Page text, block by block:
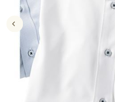
寝具・ベッド
カーテン・ラグ・ファブリック
美容・健康・サプリメント
制服・スクールすべて
制服・学生服
ジュニア・ティーンズ下着
大きいサイズ
大きいサイズ通販すべて
大きいサイズ レディース服
大きいサイズ レディース下着
バーゲン
バーゲンセール
詳細検索
カーテン・ラグ・ファブリック
制服・学生服
ジュニア・ティーンズ下着
大きいサイズ通販すべて
大きいサイズ レディース服
大きいサイズ レディース下着
バーゲン
バーゲンセール
シークレットセール
詳細検索
商品カテゴリ一覧